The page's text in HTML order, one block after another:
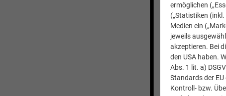
Lassen
Highlights
ZU
ermöglichen
(„Statistiken
Medien ein
jeweils
akzeptieren. Bei
den USA haben.
Abs. 1 lit. a)
Standards der
Kontroll- bzw.